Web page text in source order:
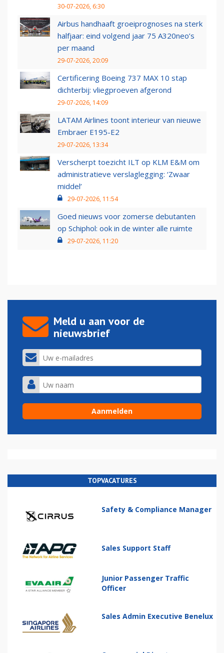
30-07-2026, 6:30
Airbus handhaaft groeiprognoses na sterk
halfjaar: eind volgend jaar 75 A320neo’s
per maand
29-07-2026, 20:09
Certificering Boeing 737 MAX 10 stap
dichterbij: vliegproeven afgerond
29-07-2026, 14:09
LATAM Airlines toont interieur van nieuwe
Embraer E195-E2
29-07-2026, 13:34
Verscherpt toezicht ILT op KLM E&M om
administratieve verslaglegging: ‘Zwaar
middel’
29-07-2026, 11:54
Goed nieuws voor zomerse debutanten
op Schiphol: ook in de winter alle ruimte
29-07-2026, 11:20
Meld u aan voor de
nieuwsbrief
TOPVACATURES
Safety & Compliance Manager
Sales Support Staff
Junior Passenger Traffic
Officer
Sales Admin Executive Benelux